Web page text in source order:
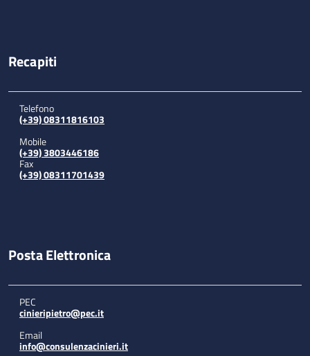
Recapiti
Telefono
(+39) 08311816103
Mobile
(+39) 3803446186
Fax
(+39) 08311701439
Posta Elettronica
PEC
cinieripietro@pec.it
Email
info@consulenzacinieri.it